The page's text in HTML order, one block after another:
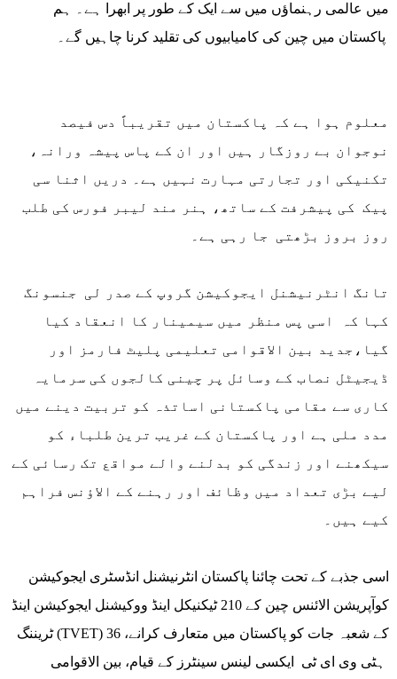
میں عالمی رہنماؤں میں سے ایک کے طور پر ابھرا ہے۔ ہم
معلوم ہوا ہے کہ پاکستان میں تقریباً دس فیصد
نوجوان بے روزگار ہیں اور ان کے پاس پیشہ ورانہ،
تکنیکی اور تجارتی مہارت نہیں ہے۔ دریں اثنا سی
پیک کی پیشرفت کے ساتھ، ہنر مند لیبر فورس کی طلب
روز بروز بڑھتی جا رہی ہے۔
کہا کہ اسی پس منظر میں سیمینار کا انعقاد کیا
گیا،جدید بین الاقوامی تعلیمی پلیٹ فارمز اور
ڈیجیٹل نصاب کے وسائل پر چینی کالجوں کی سرمایہ
کاری سے مقامی پاکستانی اساتذہ کو تربیت دینے میں
مدد ملی ہے اور پاکستان کے غریب ترین طلباء کو
سیکھنے اور زندگی کو بدلنے والے مواقع تک رسائی کے
لیے بڑی تعداد میں وظائف اور رہنے کے الاؤنس فراہم
کیے ہیں۔
اسی جذبے کے تحت چائنا پاکستان انٹرنیشنل انڈسٹری ایجوکیشن
کوآپریشن الائنس چین کے 210 ٹیکنیکل اینڈ ووکیشنل ایجوکیشن اینڈ
ٹریننگ (TVET) کے شعبہ جات کو پاکستان میں متعارف کرانے، 36
ہٹی وی ای ٹی ایکسی لینس سینٹرز کے قیام، بین الاقوامی